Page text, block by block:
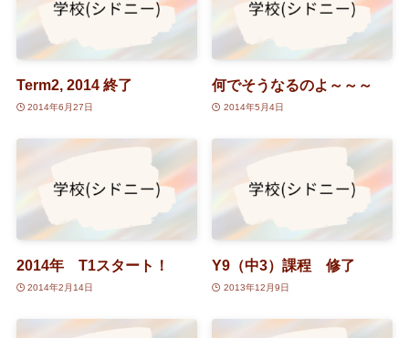
Term2, 2014 終了
2014年6月27日
何でそうなるのよ～～～
2014年5月4日
2014年 T1スタート！
2014年2月14日
Y9（中3）課程 修了
2013年12月9日